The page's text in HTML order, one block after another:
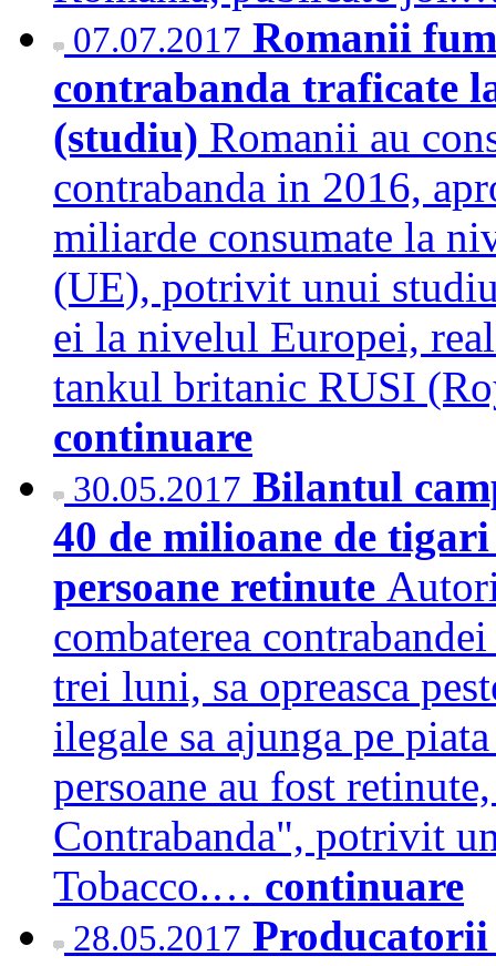
07.07.2017 Romanii
contrabanda traficate
(studiu) Romanii au
contrabanda in 2016,
miliarde consumate la
(UE), potrivit unui
ei la nivelul Europei,
tankul britanic RUSI
continuare
30.05.2017 Bilantul
40 de milioane de
persoane retinute
combaterea
trei luni, sa opreasca
ilegale sa ajunga pe
persoane au fost
Contrabanda", potrivit
Tobacco.… continuare
28.05.2017